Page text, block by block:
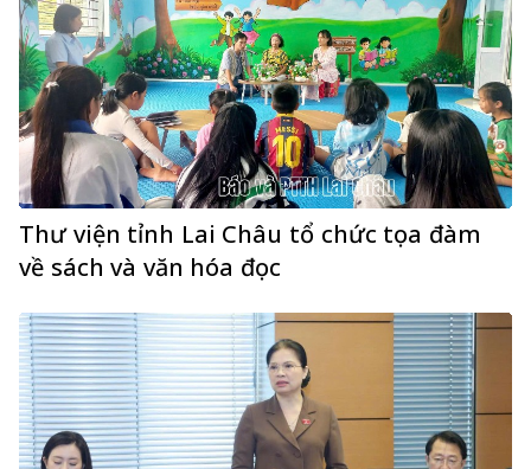
Thư viện tỉnh Lai Châu tổ chức tọa đàm
về sách và văn hóa đọc